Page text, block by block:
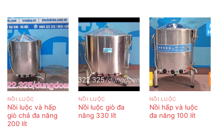
NỒI LUỘC
Nồi luộc và hấp
giò chả đa năng
200 lít
NỒI LUỘC
Nồi luộc giò đa
năng 330 lít
NỒI LUỘC
Nồi hấp và luộc
đa năng 100 lít